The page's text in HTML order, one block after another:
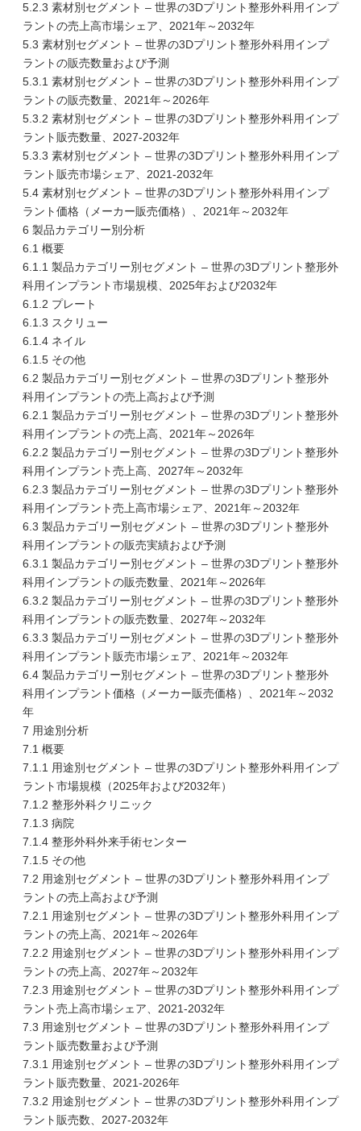
5.2.3 素材別セグメント – 世界の3Dプリント整形外科用インプ
ラントの売上高市場シェア、2021年～2032年
5.3 素材別セグメント – 世界の3Dプリント整形外科用インプ
ラントの販売数量および予測
5.3.1 素材別セグメント – 世界の3Dプリント整形外科用インプ
ラントの販売数量、2021年～2026年
5.3.2 素材別セグメント – 世界の3Dプリント整形外科用インプ
ラント販売数量、2027-2032年
5.3.3 素材別セグメント – 世界の3Dプリント整形外科用インプ
ラント販売市場シェア、2021-2032年
5.4 素材別セグメント – 世界の3Dプリント整形外科用インプ
ラント価格（メーカー販売価格）、2021年～2032年
6 製品カテゴリー別分析
6.1 概要
6.1.1 製品カテゴリー別セグメント – 世界の3Dプリント整形外
科用インプラント市場規模、2025年および2032年
6.1.2 プレート
6.1.3 スクリュー
6.1.4 ネイル
6.1.5 その他
6.2 製品カテゴリー別セグメント – 世界の3Dプリント整形外
科用インプラントの売上高および予測
6.2.1 製品カテゴリー別セグメント – 世界の3Dプリント整形外
科用インプラントの売上高、2021年～2026年
6.2.2 製品カテゴリー別セグメント – 世界の3Dプリント整形外
科用インプラント売上高、2027年～2032年
6.2.3 製品カテゴリー別セグメント – 世界の3Dプリント整形外
科用インプラント売上高市場シェア、2021年～2032年
6.3 製品カテゴリー別セグメント – 世界の3Dプリント整形外
科用インプラントの販売実績および予測
6.3.1 製品カテゴリー別セグメント – 世界の3Dプリント整形外
科用インプラントの販売数量、2021年～2026年
6.3.2 製品カテゴリー別セグメント – 世界の3Dプリント整形外
科用インプラントの販売数量、2027年～2032年
6.3.3 製品カテゴリー別セグメント – 世界の3Dプリント整形外
科用インプラント販売市場シェア、2021年～2032年
6.4 製品カテゴリー別セグメント – 世界の3Dプリント整形外
科用インプラント価格（メーカー販売価格）、2021年～2032
年
7 用途別分析
7.1 概要
7.1.1 用途別セグメント – 世界の3Dプリント整形外科用インプ
ラント市場規模（2025年および2032年）
7.1.2 整形外科クリニック
7.1.3 病院
7.1.4 整形外科外来手術センター
7.1.5 その他
7.2 用途別セグメント – 世界の3Dプリント整形外科用インプ
ラントの売上高および予測
7.2.1 用途別セグメント – 世界の3Dプリント整形外科用インプ
ラントの売上高、2021年～2026年
7.2.2 用途別セグメント – 世界の3Dプリント整形外科用インプ
ラントの売上高、2027年～2032年
7.2.3 用途別セグメント – 世界の3Dプリント整形外科用インプ
ラント売上高市場シェア、2021-2032年
7.3 用途別セグメント – 世界の3Dプリント整形外科用インプ
ラント販売数量および予測
7.3.1 用途別セグメント – 世界の3Dプリント整形外科用インプ
ラント販売数量、2021-2026年
7.3.2 用途別セグメント – 世界の3Dプリント整形外科用インプ
ラント販売数、2027-2032年